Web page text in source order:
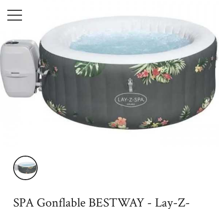
Accueil
2 à 3 places - Rond (Inclus : couverture, cartouche et diffuseur)
SPA Gonflable BESTWAY - Lay-Z-